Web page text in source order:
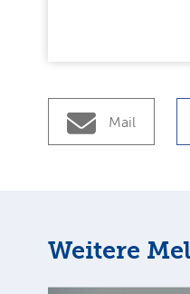
Mail
Weitere